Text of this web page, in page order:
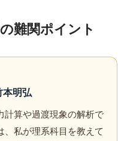
難関ポイント
本明弘
計算や過渡現象の解析で
、私が理系科目を教えて